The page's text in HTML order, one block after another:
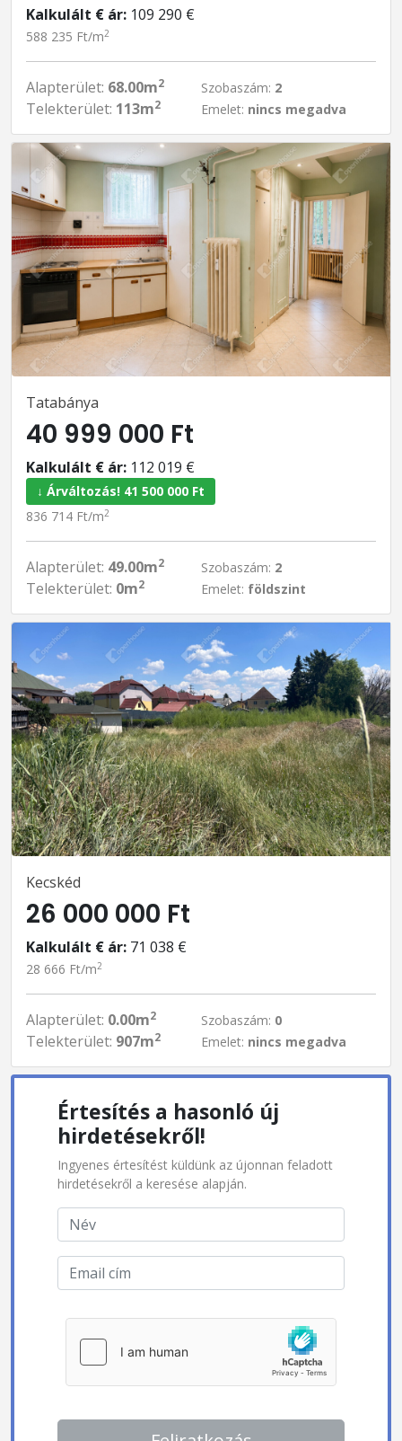
Kalkulált € ár: 109 290 €
588 235 Ft/m2
Alapterület: 68.00m2
Telekterület: 113m2
Szobaszám: 2
Emelet: nincs megadva
Tatabánya
40 999 000 Ft
Kalkulált € ár: 112 019 €
↓ Árváltozás! 41 500 000 Ft
836 714 Ft/m2
Alapterület: 49.00m2
Telekterület: 0m2
Szobaszám: 2
Emelet: földszint
Kecskéd
26 000 000 Ft
Kalkulált € ár: 71 038 €
28 666 Ft/m2
Alapterület: 0.00m2
Telekterület: 907m2
Szobaszám: 0
Emelet: nincs megadva
Értesítés a hasonló új
hirdetésekről!
Ingyenes értesítést küldünk az újonnan feladott
hirdetésekről a keresése alapján.